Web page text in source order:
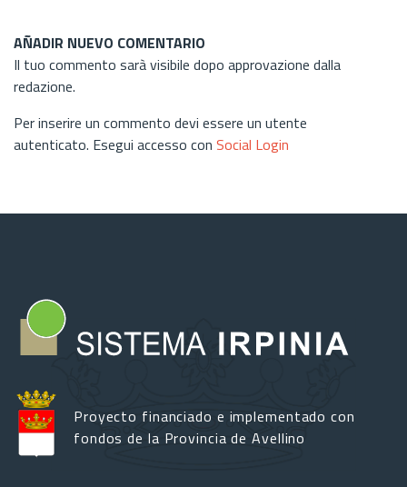
AÑADIR NUEVO COMENTARIO
Il tuo commento sarà visibile dopo approvazione dalla
redazione.
Per inserire un commento devi essere un utente
autenticato. Esegui accesso con Social Login
Proyecto financiado e implementado con
fondos de la Provincia de Avellino